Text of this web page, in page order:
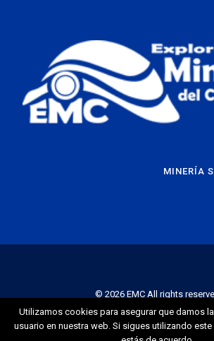
MINERÍA
© 2026 EMC All rights
Utilizamos cookies para asegurar que damos
usuario en nuestra web. Si sigues utilizando